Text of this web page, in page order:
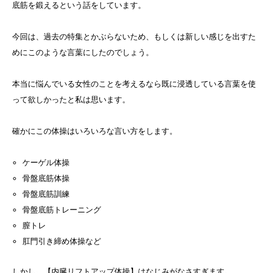
底筋を鍛えるという話をしています。
今回は、過去の特集とかぶらないため、もしくは新しい感じを出すた
めにこのような言葉にしたのでしょう。
本当に悩んでいる女性のことを考えるなら既に浸透している言葉を使
って欲しかったと私は思います。
確かにこの体操はいろいろな言い方をします。
ケーゲル体操
骨盤底筋体操
骨盤底筋訓練
骨盤底筋トレーニング
膣トレ
肛門引き締め体操など